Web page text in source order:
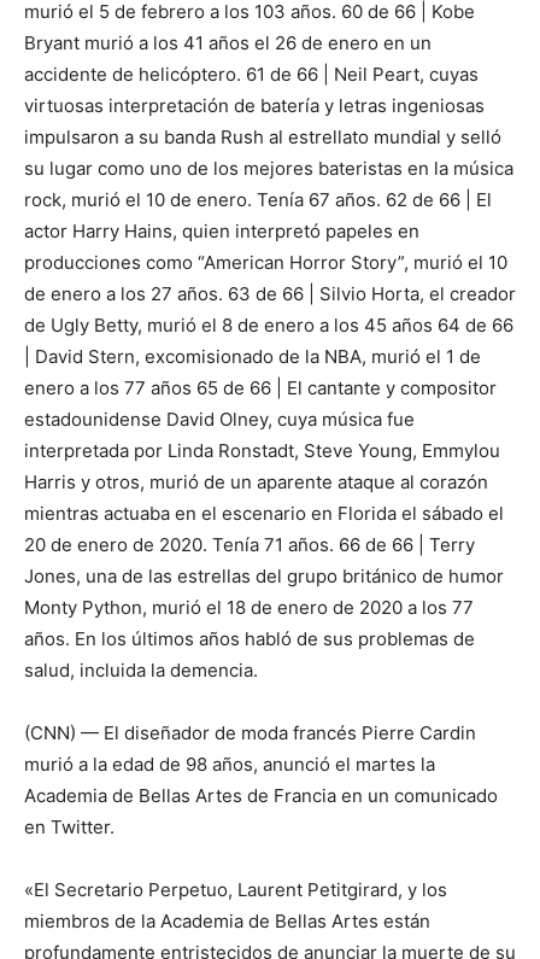
(CNN) — El diseñador de moda francés Pierre Cardin
murió a la edad de 98 años, anunció el martes la
Academia de Bellas Artes de Francia en un comunicado
en Twitter.
«El Secretario Perpetuo, Laurent Petitgirard, y los
miembros de la Academia de Bellas Artes están
profundamente entristecidos de anunciar la muerte de su